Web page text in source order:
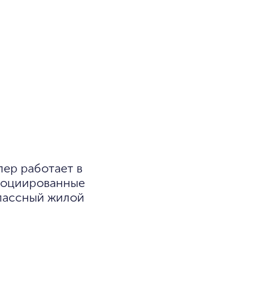
работает в
жилой